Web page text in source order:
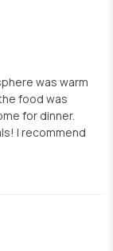
was warm
food was
for dinner.
I recommend